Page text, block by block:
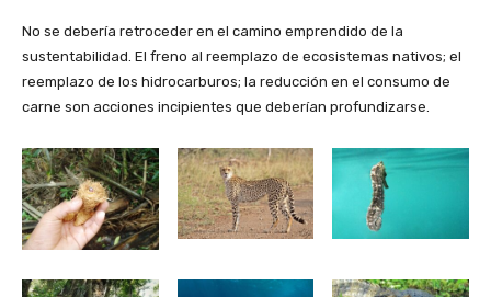
No se debería retroceder en el camino emprendido de la
sustentabilidad. El freno al reemplazo de ecosistemas nativos; el
reemplazo de los hidrocarburos; la reducción en el consumo de
carne son acciones incipientes que deberían profundizarse.